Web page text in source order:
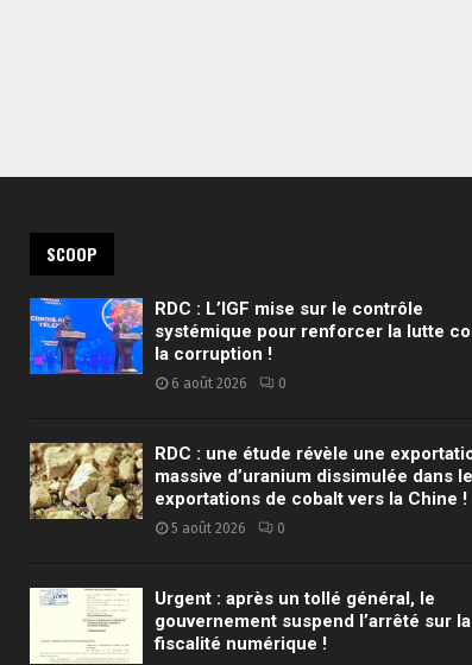
SCOOP
RDC : L’IGF mise sur le contrôle
systémique pour renforcer la lutte
la corruption !
6 août 2026 0
RDC : une étude révèle une
massive d’uranium dissimulée dans
exportations de cobalt vers la Chine !
5 août 2026 0
Urgent : après un tollé général, le
gouvernement suspend l’arrêté sur la
fiscalité numérique !